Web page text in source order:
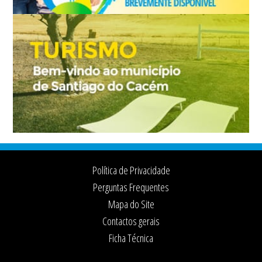
Footer
Política de Privacidade
Perguntas Frequentes
Mapa do Site
Contactos gerais
Ficha Técnica